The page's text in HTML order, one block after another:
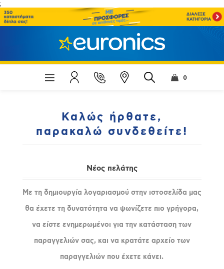
;
0
Καλώς ήρθατε,
παρακαλώ συνδεθείτε!
Νέος πελάτης
Με τη δημιουργία λογαριασμού στην ιστοσελίδα μας
θα έχετε τη δυνατότητα να ψωνίζετε πιο γρήγορα,
να είστε ενημερωμένοι για την κατάσταση των
παραγγελιών σας, και να κρατάτε αρχείο των
παραγγελιών που έχετε κάνει.